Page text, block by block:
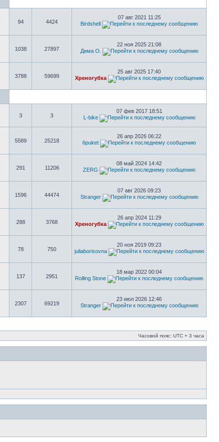
94 4424
07 авг 2021 11:25
Birdshell
1038 27897
22 ноя 2025 21:08
Дима О.
3788 59699
25 авг 2025 17:40
Хреногубка
3 3
07 фев 2017 18:51
L-bike
5589 25218
26 апр 2026 06:22
6puket
291 11206
08 май 2024 14:42
ZERG
1596 44474
07 авг 2026 09:23
Stranger
288 3768
26 апр 2024 11:29
Хреногубка
78 750
20 ноя 2019 09:23
juliaborisovna
137 2951
18 мар 2022 00:04
Rolling Stone
2307 69219
23 июл 2026 12:46
Stranger
Часовой пояс: UTC + 3 часа